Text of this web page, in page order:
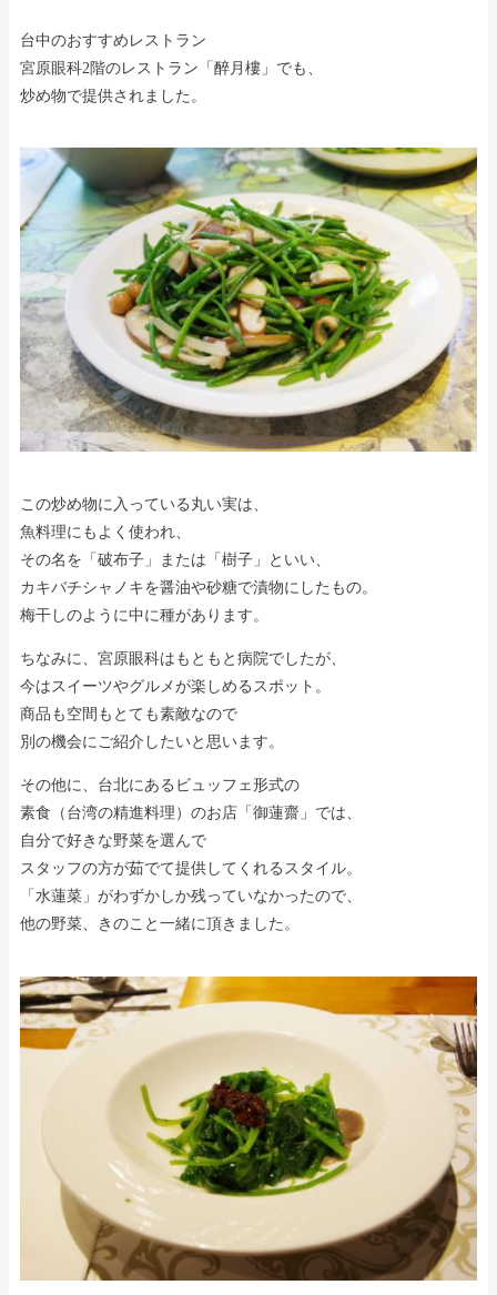
台中のおすすめレストラン
宮原眼科2階のレストラン「醉月樓」でも、
炒め物で提供されました。
この炒め物に入っている丸い実は、
魚料理にもよく使われ、
その名を「破布子」または「樹子」といい、
カキバチシャノキを醤油や砂糖で漬物にしたもの。
梅干しのように中に種があります。
ちなみに、宮原眼科はもともと病院でしたが、
今はスイーツやグルメが楽しめるスポット。
商品も空間もとても素敵なので
別の機会にご紹介したいと思います。
その他に、台北にあるビュッフェ形式の
素食（台湾の精進料理）のお店「御蓮齋」では、
自分で好きな野菜を選んで
スタッフの方が茹でて提供してくれるスタイル。
「水蓮菜」がわずかしか残っていなかったので、
他の野菜、きのこと一緒に頂きました。